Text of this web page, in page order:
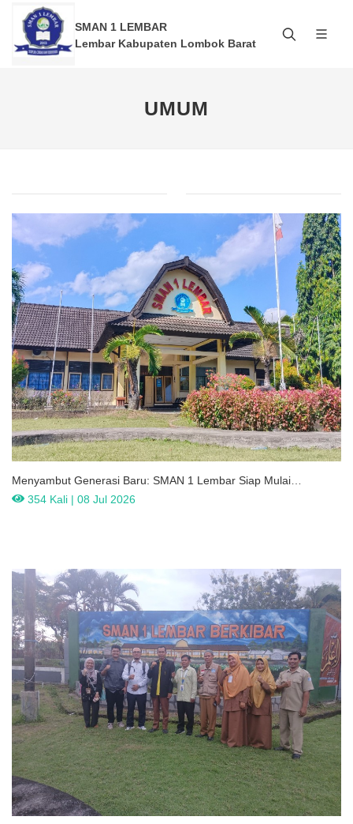
SMAN 1 LEMBAR
Lembar Kabupaten Lombok Barat
UMUM
Menyambut Generasi Baru: SMAN 1 Lembar Siap Mulai
Perjalanan Baru
354 Kali | 08 Jul 2026